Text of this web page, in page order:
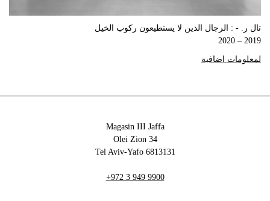
تال ر. - : الرجال الذين لا يستطيعون ركوب الخيل
2019 – 2020
لمعلومات اضافية
Magasin III Jaffa
34 Olei Zion
6813131 Tel Aviv-Yafo
+972 3 949 9900